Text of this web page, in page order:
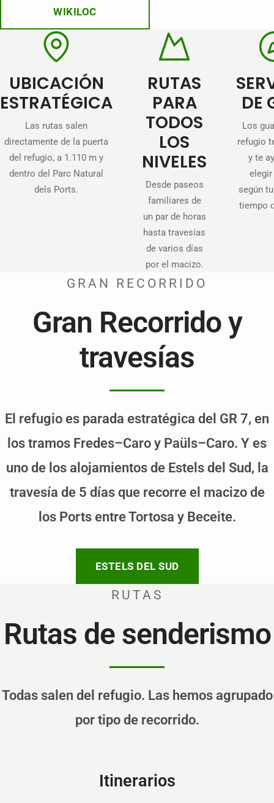
WIKILOC
UBICACIÓN
ESTRATÉGICA
Las rutas salen
directamente de la puerta
del refugio, a 1.110 m y
dentro del Parc Natural
dels Ports.
RUTAS
PARA
TODOS
LOS
NIVELES
Desde paseos
familiares de
un par de horas
hasta travesías
de varios días
por el macizo.
DE
Los
refugio
y te
según
tiempo
GRAN RECORRIDO
Gran Recorrido y
travesías
El refugio es parada estratégica del GR 7, en
los tramos Fredes–Caro y Paüls–Caro. Y es
uno de los alojamientos de Estels del Sud, la
travesía de 5 días que recorre el macizo de
los Ports entre Tortosa y Beceite.
ESTELS DEL SUD
RUTAS
Rutas de senderismo
Todas salen del refugio. Las hemos agrupado
por tipo de recorrido.
Itinerarios